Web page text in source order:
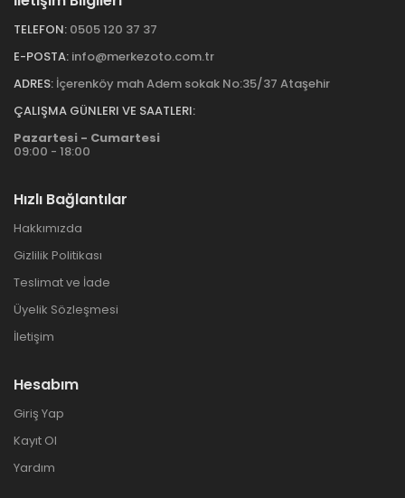
TELEFON: 0505 120 37 37
E-POSTA: info@merkezoto.com.tr
ADRES: İçerenköy mah Adem sokak No:35/37 Ataşehir
ÇALIŞMA GÜNLERI VE SAATLERI:
Pazartesi - Cumartesi
09:00 - 18:00
Hızlı Bağlantılar
Hakkımızda
Gizlilik Politikası
Teslimat ve İade
Üyelik Sözleşmesi
İletişim
Hesabım
Giriş Yap
Kayıt Ol
Yardım